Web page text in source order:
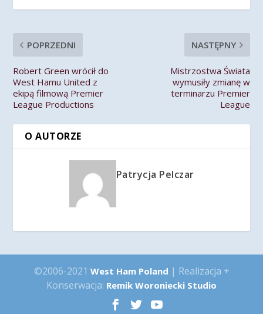
POPRZEDNI
Robert Green wrócił do
West Hamu United z
ekipą filmową Premier
League Productions
NASTĘPNY
Mistrzostwa Świata
wymusiły zmianę w
terminarzu Premier
League
O AUTORZE
Patrycja Pelczar
©2006-2021 West Ham Poland | Realizacja +
Konserwacja: Remik Woroniecki Studio